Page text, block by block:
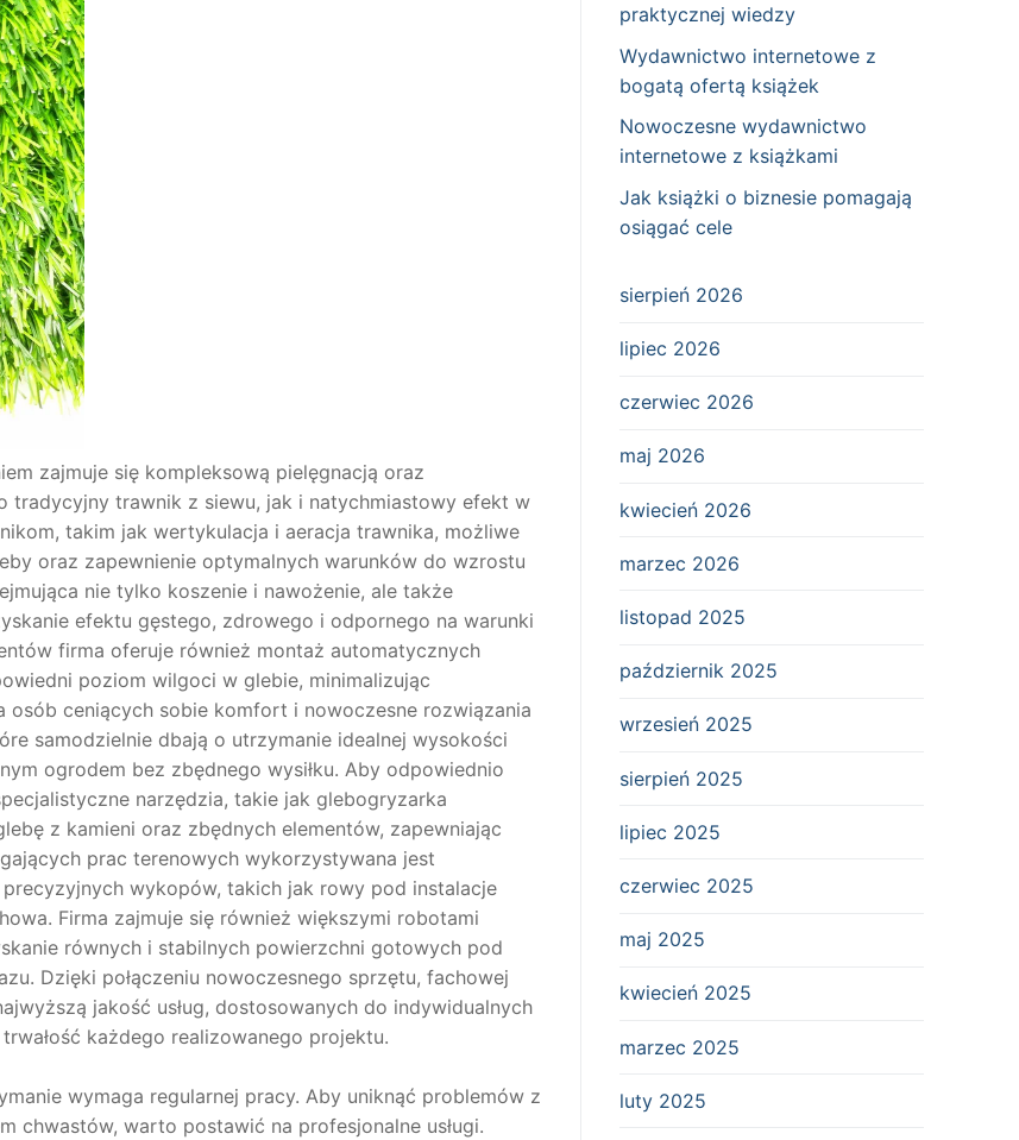
zajmuje się kompleksową pielęgnacją oraz
tradycyjny trawnik z siewu, jak i natychmiastowy efekt w
takim jak wertykulacja i aeracja trawnika, możliwe
oraz zapewnienie optymalnych warunków do wzrostu
nie tylko koszenie i nawożenie, ale także
efektu gęstego, zdrowego i odpornego na warunki
firma oferuje również montaż automatycznych
poziom wilgoci w glebie, minimalizując
osób ceniących sobie komfort i nowoczesne rozwiązania
samodzielnie dbają o utrzymanie idealnej wysokości
ogrodem bez zbędnego wysiłku. Aby odpowiednio
narzędzia, takie jak glebogryzarka
z kamieni oraz zbędnych elementów, zapewniając
prac terenowych wykorzystywana jest
wykopów, takich jak rowy pod instalacje
Firma zajmuje się również większymi robotami
równych i stabilnych powierzchni gotowych pod
Dzięki połączeniu nowoczesnego sprzętu, fachowej
jakość usług, dostosowanych do indywidualnych
każdego realizowanego projektu.
wymaga regularnej pracy. Aby uniknąć problemów z
chwastów, warto postawić na profesjonalne usługi.
praktycznej wiedzy
Wydawnictwo internetowe z
bogatą ofertą książek
Nowoczesne wydawnictwo
internetowe z książkami
Jak książki o biznesie pomagają
osiągać cele
sierpień 2026
lipiec 2026
czerwiec 2026
maj 2026
kwiecień 2026
marzec 2026
listopad 2025
październik 2025
wrzesień 2025
sierpień 2025
lipiec 2025
czerwiec 2025
maj 2025
kwiecień 2025
marzec 2025
luty 2025